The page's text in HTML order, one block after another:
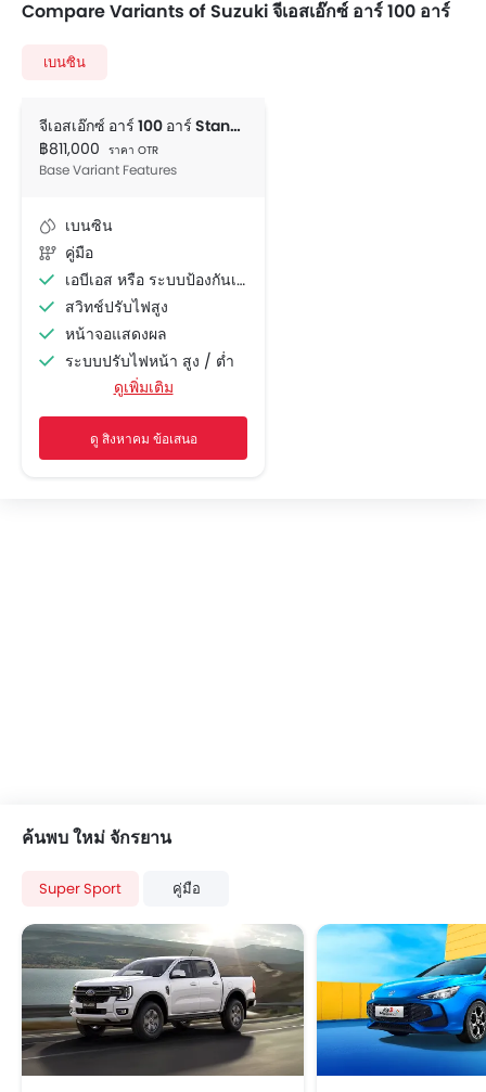
Compare Variants of Suzuki จีเอสเอ๊กซ์ อาร์ 100 อาร์
เบนซิน
จีเอสเอ๊กซ์ อาร์ 100 อาร์ Standard
฿811,000 ราคา OTR
Base Variant Features
เบนซิน
คู่มือ
เอบีเอส หรือ ระบบป้องกันเบรคจนล้อล๊อคตาย
สวิทช์ปรับไฟสูง
หน้าจอแสดงผล
ระบบปรับไฟหน้า สูง / ต่ำ
ระบบป้องกันการลื่นไถลของรถ
ไฟเตือนสถานะเครื่องยนต์
ดูเพิ่มเติม
ดู สิงหาคม ข้อเสนอ
ค้นพบ ใหม่ จักรยาน
Super Sport คู่มือ